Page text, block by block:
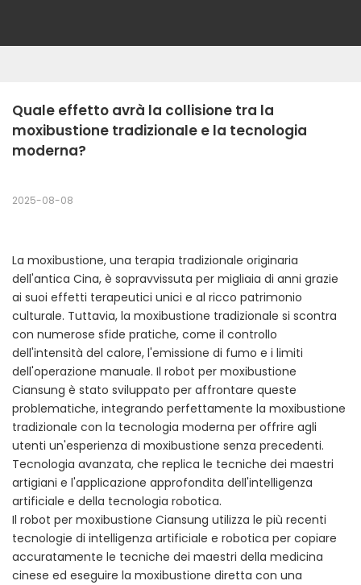
Quale effetto avrà la collisione tra la
moxibustione tradizionale e la tecnologia
moderna?
2025-08-08
La moxibustione, una terapia tradizionale originaria
dell'antica Cina, è sopravvissuta per migliaia di anni grazie
ai suoi effetti terapeutici unici e al ricco patrimonio
culturale. Tuttavia, la moxibustione tradizionale si scontra
con numerose sfide pratiche, come il controllo
dell'intensità del calore, l'emissione di fumo e i limiti
dell'operazione manuale. Il robot per moxibustione
Ciansung è stato sviluppato per affrontare queste
problematiche, integrando perfettamente la moxibustione
tradizionale con la tecnologia moderna per offrire agli
utenti un'esperienza di moxibustione senza precedenti.
Tecnologia avanzata, che replica le tecniche dei maestri
artigiani e l'applicazione approfondita dell'intelligenza
artificiale e della tecnologia robotica.
Il robot per moxibustione Ciansung utilizza le più recenti
tecnologie di intelligenza artificiale e robotica per copiare
accuratamente le tecniche dei maestri della medicina
cinese ed eseguire la moxibustione diretta con una